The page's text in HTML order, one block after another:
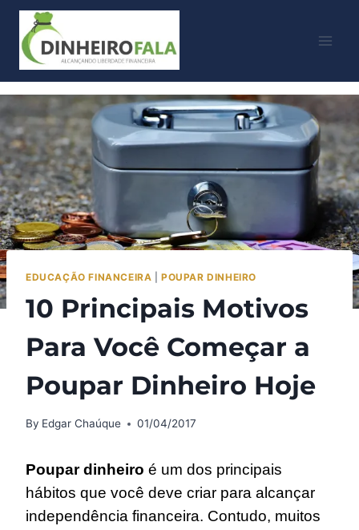
EDUCAÇÃO FINANCEIRA |POUPAR DINHEIRO
10 Principais Motivos
Para Você Começar a
Poupar Dinheiro Hoje
By Edgar Chaúque 01/04/2017
Poupar dinheiro é um dos principais
hábitos que você deve criar para alcançar
independência financeira. Contudo, muitos